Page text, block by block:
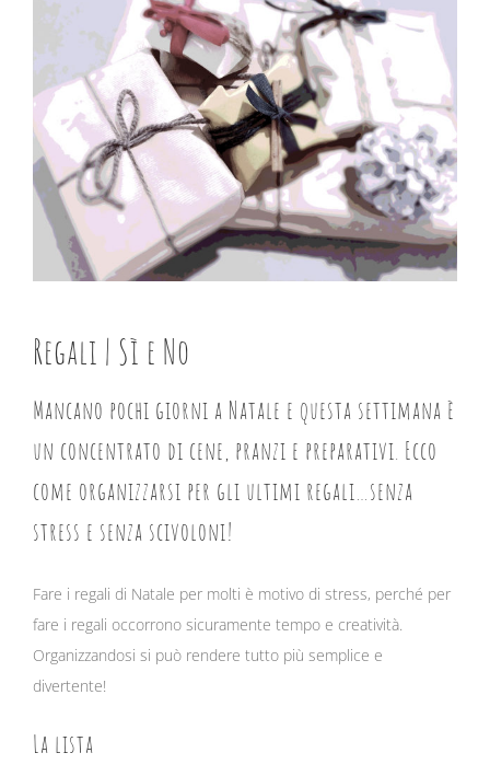
immagine
Regali | Sì e No
Mancano pochi giorni a Natale e questa settimana è
un concentrato di cene, pranzi e preparativi. Ecco
come organizzarsi per gli ultimi regali…senza
stress e senza scivoloni!
Fare i regali di Natale per molti è motivo di stress, perché per
fare i regali occorrono sicuramente tempo e creatività.
Organizzandosi si può rendere tutto più semplice e
divertente!
La lista